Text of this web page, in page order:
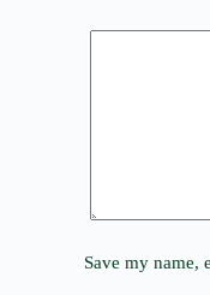
Save my name,